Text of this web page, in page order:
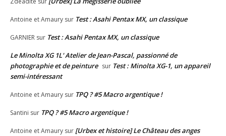
Antoine et Amaury sur Test : Asahi Pentax MX, un classique
GARNIER sur Test : Asahi Pentax MX, un classique
Le Minolta XG 1L' Atelier de Jean-Pascal, passionné de
photographie et de peinture sur Test : Minolta XG-1, un appareil
semi-intéressant
Antoine et Amaury sur TPQ ? #5 Macro argentique !
Santini sur TPQ ? #5 Macro argentique !
Antoine et Amaury sur [Urbex et histoire] Le Château des anges